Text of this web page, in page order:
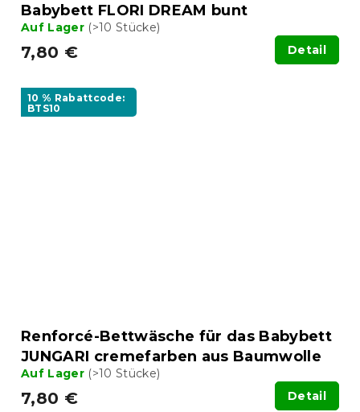
Babybett FLORI DREAM bunt
Auf Lager (>10 Stücke)
7,80 € Detail
10 % Rabattcode:
BTS10
Renforcé-Bettwäsche für das Babybett
JUNGARI cremefarben aus Baumwolle
Auf Lager (>10 Stücke)
7,80 € Detail